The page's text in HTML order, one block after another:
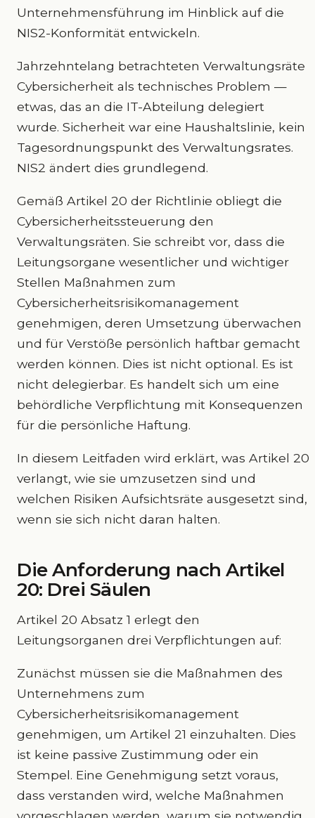
Unternehmensführung im Hinblick auf die
NIS2-Konformität entwickeln.
Jahrzehntelang betrachteten Verwaltungsräte
Cybersicherheit als technisches Problem —
etwas, das an die IT-Abteilung delegiert
wurde. Sicherheit war eine Haushaltslinie, kein
Tagesordnungspunkt des Verwaltungsrates.
NIS2 ändert dies grundlegend.
Gemäß Artikel 20 der Richtlinie obliegt die
Cybersicherheitssteuerung den
Verwaltungsräten. Sie schreibt vor, dass die
Leitungsorgane wesentlicher und wichtiger
Stellen Maßnahmen zum
Cybersicherheitsrisikomanagement
genehmigen, deren Umsetzung überwachen
und für Verstöße persönlich haftbar gemacht
werden können. Dies ist nicht optional. Es ist
nicht delegierbar. Es handelt sich um eine
behördliche Verpflichtung mit Konsequenzen
für die persönliche Haftung.
In diesem Leitfaden wird erklärt, was Artikel 20
verlangt, wie sie umzusetzen sind und
welchen Risiken Aufsichtsräte ausgesetzt sind,
wenn sie sich nicht daran halten.
Die Anforderung nach Artikel
20: Drei Säulen
Artikel 20 Absatz 1 erlegt den
Leitungsorganen drei Verpflichtungen auf:
Zunächst müssen sie die Maßnahmen des
Unternehmens zum
Cybersicherheitsrisikomanagement
genehmigen, um Artikel 21 einzuhalten. Dies
ist keine passive Zustimmung oder ein
Stempel. Eine Genehmigung setzt voraus,
dass verstanden wird, welche Maßnahmen